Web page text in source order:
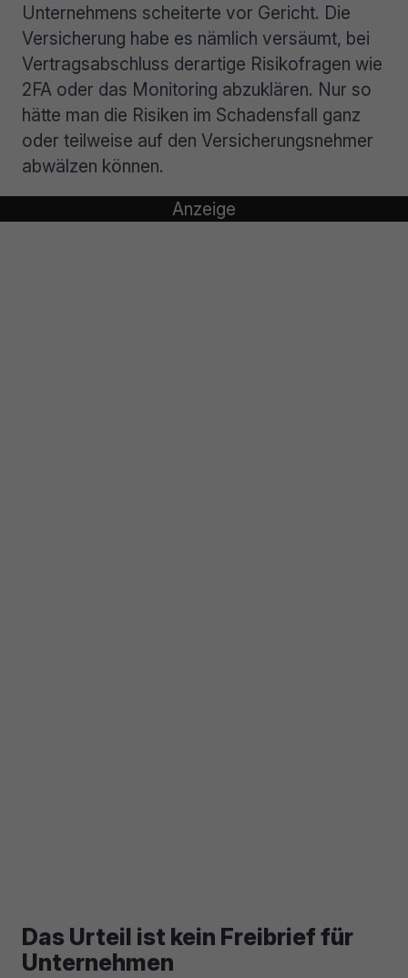
Unternehmens scheiterte vor Gericht. Die
Versicherung habe es nämlich versäumt, bei
Vertragsabschluss derartige Risikofragen wie
2FA oder das Monitoring abzuklären. Nur so
hätte man die Risiken im Schadensfall ganz
oder teilweise auf den Versicherungsnehmer
abwälzen können.
Das Urteil ist kein Freibrief für
Unternehmen